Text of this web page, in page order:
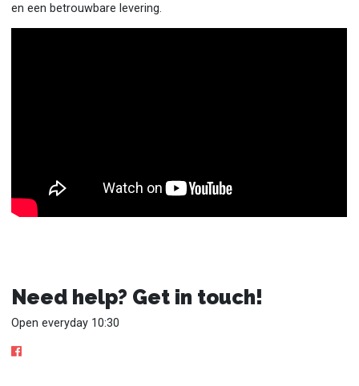
en een betrouwbare levering.
Need help? Get in touch!
Open everyday 10:30